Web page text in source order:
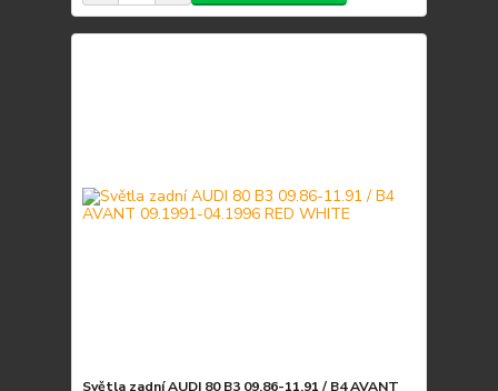
Světla zadní AUDI 80 B3 09.86-11.91 / B4 AVANT